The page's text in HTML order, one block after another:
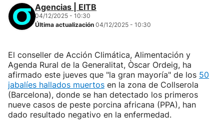
Agencias | EITB
04/12/2025 - 10:30
Última actualización 04/12/2025 - 10:30
El conseller de Acción Climática, Alimentación y
Agenda Rural de la Generalitat, Òscar Ordeig, ha
afirmado este jueves que "la gran mayoría" de los 50
jabalíes hallados muertos en la zona de Collserola
(Barcelona), donde se han detectado los primeros
nueve casos de peste porcina africana (PPA), han
dado resultado negativo en la enfermedad.